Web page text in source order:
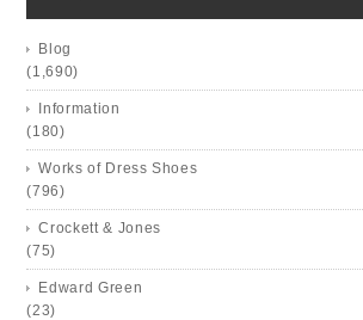
Blog
(1,690)
Information
(180)
Works of Dress Shoes
(796)
Crockett & Jones
(75)
Edward Green
(23)